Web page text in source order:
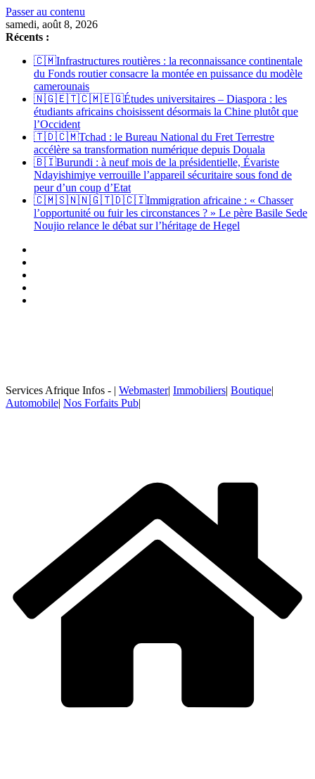
Passer au contenu
samedi, août 8, 2026
Récents :
🇨🇲Infrastructures routières : la reconnaissance continentale
du Fonds routier consacre la montée en puissance du modèle
camerounais
🇳🇬🇪🇹🇨🇲🇪🇬Études universitaires – Diaspora : les
étudiants africains choisissent désormais la Chine plutôt que
l’Occident
🇹🇩🇨🇲Tchad : le Bureau National du Fret Terrestre
accélère sa transformation numérique depuis Douala
🇧🇮Burundi : à neuf mois de la présidentielle, Évariste
Ndayishimiye verrouille l’appareil sécuritaire sous fond de
peur d’un coup d’Etat
🇨🇲🇸🇳🇳🇬🇹🇩🇨🇮Immigration africaine : « Chasser
l’opportunité ou fuir les circonstances ? » Le père Basile Sede
Noujio relance le débat sur l’héritage de Hegel
Services Afrique Infos - | Webmaster| Immobiliers| Boutique|
Automobile| Nos Forfaits Pub|